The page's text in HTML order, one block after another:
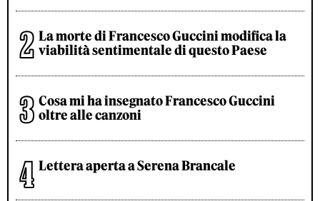
La morte di Francesco Guccini modifica la
viabilità sentimentale di questo Paese
Cosa mi ha insegnato Francesco Guccini
oltre alle canzoni
Lettera aperta a Serena Brancale